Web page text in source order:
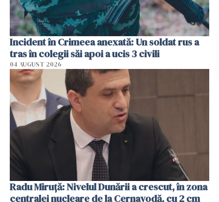
Incident în Crimeea anexată: Un soldat rus a
tras în colegii săi apoi a ucis 3 civili
04 AUGUST 2026
Radu Miruţă: Nivelul Dunării a crescut, în zona
centralei nucleare de la Cernavodă, cu 2 cm